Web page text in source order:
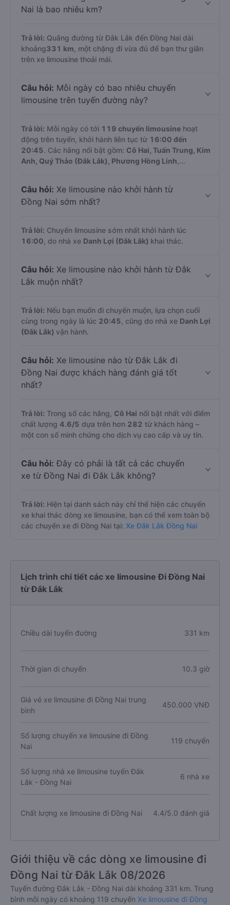
Nai là bao nhiêu km?
Trả lời: Quãng đường từ Đắk Lắk đến Đồng Nai dài
khoảng331 km , một chặng đi vừa đủ để bạn thư giãn
trên xe limousine thoải mái.
Câu hỏi: Mỗi ngày có bao nhiêu chuyến
limousine trên tuyến đường này?
Trả lời: Mỗi ngày có tới 119 chuyến limousine hoạt
động trên tuyến, khởi hành liên tục từ 16:00 đến
20:45. Các hãng nổi bật gồm: Cô Hai, Tuấn Trung, Kim
Anh, Quý Thảo (Đắk Lắk), Phương Hồng Linh ,...
Câu hỏi: Xe limousine nào khởi hành từ
Đồng Nai sớm nhất?
Trả lời: Chuyến limousine sớm nhất khởi hành lúc
16:00 , do nhà xe Danh Lợi (Đắk Lắk) khai thác.
Câu hỏi: Xe limousine nào khởi hành từ Đắk
Lắk muộn nhất?
Trả lời: Nếu bạn muốn đi chuyến muộn, lựa chọn cuối
cùng trong ngày là lúc 20:45 , cũng do nhà xe Danh Lợi
(Đắk Lắk) vận hành.
Câu hỏi: Xe limousine nào từ Đắk Lắk đi
Đồng Nai được khách hàng đánh giá tốt
nhất?
Trả lời: Trong số các hãng, Cô Hai nổi bật nhất với điểm
chất lượng 4.6/5 dựa trên hơn 282 từ khách hàng –
một con số minh chứng cho dịch vụ cao cấp và uy tín.
Câu hỏi: Đây có phải là tất cả các chuyến
xe từ Đồng Nai đi Đắk Lắk không?
Trả lời: Hiện tại danh sách này chỉ thể hiện các chuyến
xe khai thác dòng xe limousine, bạn có thể xem toàn bộ
các chuyến xe đi Đồng Nai tại: Xe Đắk Lắk Đồng Nai
Lịch trình chi tiết các xe limousine Đi Đồng Nai
từ Đắk Lắk
Chiều dài tuyến đường 331 km
Thời gian di chuyển 10.3 giờ
Giá vé xe limousine đi Đồng Nai trung
bình
450.000 VNĐ
Số lượng chuyến xe limousine đi Đồng
Nai
119 chuyến
Số lượng nhà xe limousine tuyến Đắk
Lắk - Đồng Nai
6 nhà xe
Chất lượng xe limousine đi Đồng Nai 4.4/5.0 đánh giá
Giới thiệu về các dòng xe limousine đi
Đồng Nai từ Đắk Lắk 08/2026
Tuyến đường Đắk Lắk - Đồng Nai dài khoảng 331 km. Trung
bình mỗi ngày có khoảng 119 chuyến Xe limousine đi Đồng